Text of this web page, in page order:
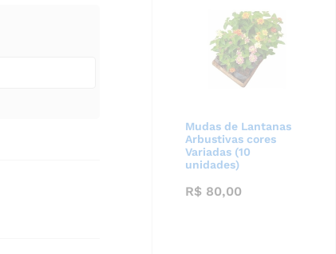
Mudas de Lantanas
Arbustivas cores
Variadas (10
unidades)
R$ 80,00